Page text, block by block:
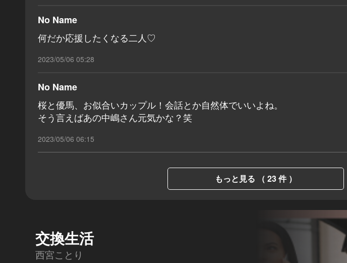
No Name
何だか応援したくなる二人♡
2023/05/06 05:28
No Name
桜と優馬、お似合いカップル！会話とか自然体でいいよね。
そう言えばあの中嶋さん元気かな？笑
2023/05/06 06:15
もっと見る （ 23 件 ）
交換生活
西宮ことり